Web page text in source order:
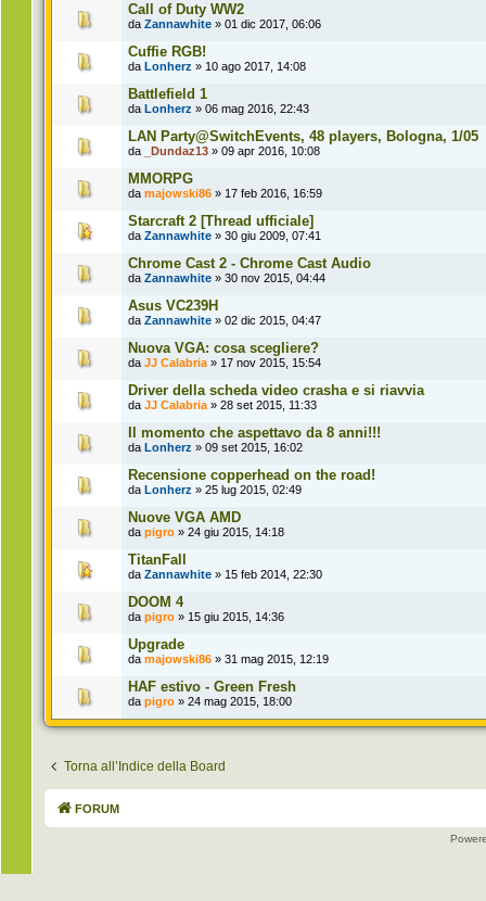
Call of Duty WW2
da Zannawhite » 01 dic 2017, 06:06
Cuffie RGB!
da Lonherz » 10 ago 2017, 14:08
Battlefield 1
da Lonherz » 06 mag 2016, 22:43
LAN Party@SwitchEvents, 48 players, Bologna, 1/05
da _Dundaz13 » 09 apr 2016, 10:08
MMORPG
da majowski86 » 17 feb 2016, 16:59
Starcraft 2 [Thread ufficiale]
da Zannawhite » 30 giu 2009, 07:41
Chrome Cast 2 - Chrome Cast Audio
da Zannawhite » 30 nov 2015, 04:44
Asus VC239H
da Zannawhite » 02 dic 2015, 04:47
Nuova VGA: cosa scegliere?
da JJ Calabria » 17 nov 2015, 15:54
Driver della scheda video crasha e si riavvia
da JJ Calabria » 28 set 2015, 11:33
Il momento che aspettavo da 8 anni!!!
da Lonherz » 09 set 2015, 16:02
Recensione copperhead on the road!
da Lonherz » 25 lug 2015, 02:49
Nuove VGA AMD
da pigro » 24 giu 2015, 14:18
TitanFall
da Zannawhite » 15 feb 2014, 22:30
DOOM 4
da pigro » 15 giu 2015, 14:36
Upgrade
da majowski86 » 31 mag 2015, 12:19
HAF estivo - Green Fresh
da pigro » 24 mag 2015, 18:00
Torna all’Indice della Board
FORUM